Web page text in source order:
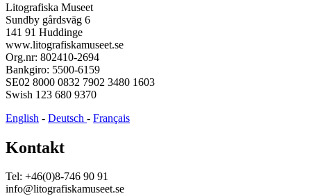
Litografiska Museet
Sundby gårdsväg 6
141 91 Huddinge
www.litografiskamuseet.se
Org.nr: 802410-2694
Bankgiro: 5500-6159
SE02 8000 0832 7902 3480 1603
Swish 123 680 9370
English - Deutsch - Français
Kontakt
Tel: +46(0)8-746 90 91
info@litografiskamuseet.se